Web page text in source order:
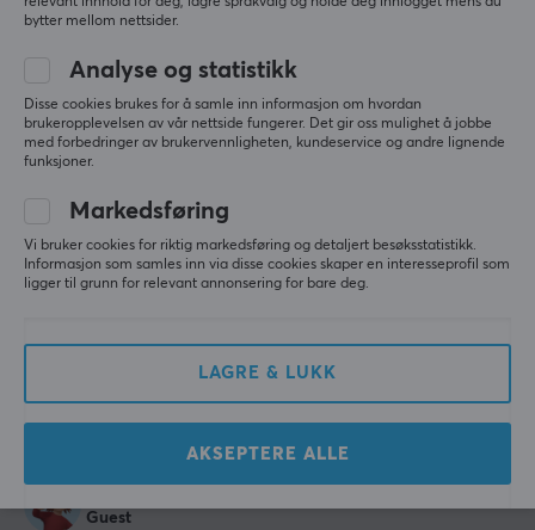
Vis originalen
2 likes
David T
Verifisert kjøper
PC
Xbox
Blå, min fineste favorittfarge. Denne matten er
skikkelig fin og har også god gli, så det er bare et
Vis originalen
ZOWIE by BenQ G-SR-SE Blue II Musematte
4 mo. ago
Guest
bytter mellom nettsider.
Analyse og statistikk
Disse cookies brukes for å samle inn informasjon om hvordan
brukeropplevelsen av vår nettside fungerer. Det gir oss mulighet å jobbe
med forbedringer av brukervennligheten, kundeservice og andre lignende
funksjoner.
Markedsføring
Vi bruker cookies for riktig markedsføring og detaljert besøksstatistikk.
Informasjon som samles inn via disse cookies skaper en interesseprofil som
ligger til grunn for relevant annonsering for bare deg.
LAGRE & LUKK
AKSEPTERE ALLE